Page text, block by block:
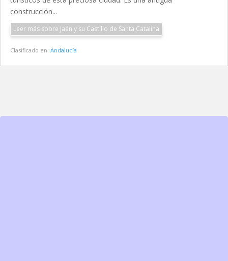
construcción...
Leer más sobre Jaén y su Castillo de Santa Catalina
Clasificado en: Andalucía